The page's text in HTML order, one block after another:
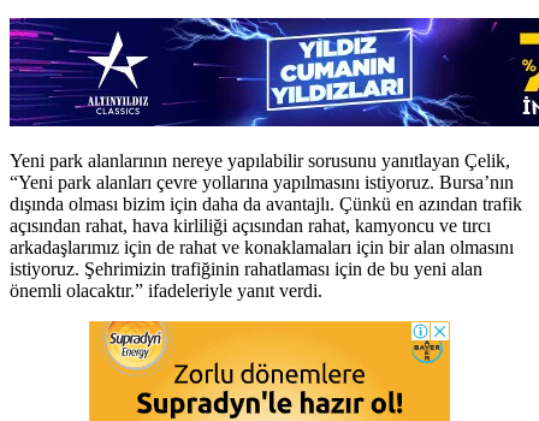
Yeni park alanlarının nereye yapılabilir sorusunu yanıtlayan Çelik,
“Yeni park alanları çevre yollarına yapılmasını istiyoruz. Bursa’nın
dışında olması bizim için daha da avantajlı. Çünkü en azından trafik
açısından rahat, hava kirliliği açısından rahat, kamyoncu ve tırcı
arkadaşlarımız için de rahat ve konaklamaları için bir alan olmasını
istiyoruz. Şehrimizin trafiğinin rahatlaması için de bu yeni alan
önemli olacaktır.” ifadeleriyle yanıt verdi.